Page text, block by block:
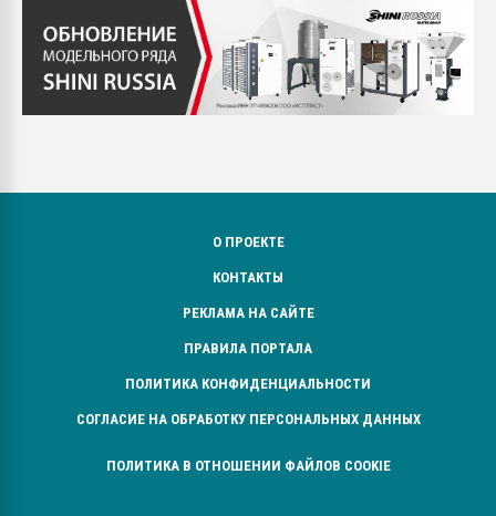
О ПРОЕКТЕ
КОНТАКТЫ
РЕКЛАМА НА САЙТЕ
ПРАВИЛА ПОРТАЛА
ПОЛИТИКА КОНФИДЕНЦИАЛЬНОСТИ
СОГЛАСИЕ НА ОБРАБОТКУ ПЕРСОНАЛЬНЫХ ДАННЫХ
ПОЛИТИКА В ОТНОШЕНИИ ФАЙЛОВ COOKIE